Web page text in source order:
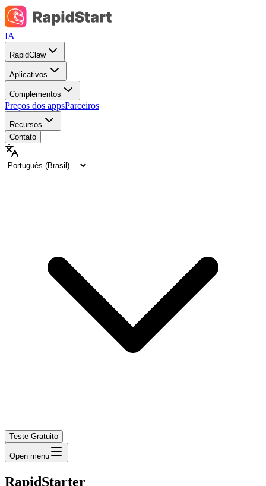
IA
RapidClaw
Aplicativos
Complementos
Preços dos appsParceiros
Recursos
Contato
Teste Gratuito
Open menu
RapidStarter